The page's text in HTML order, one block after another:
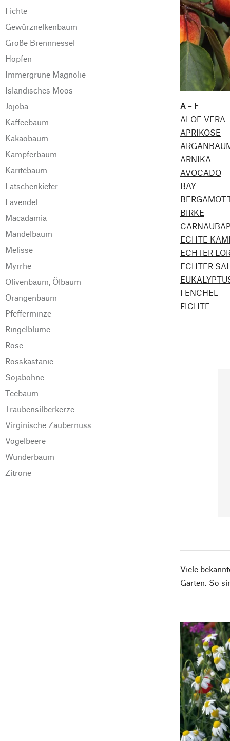
Fichte
Gewürznelkenbaum
Große Brennnessel
Hopfen
Immergrüne Magnolie
Isländisches Moos
Jojoba
Kaffeebaum
Kakaobaum
Kampferbaum
Karitébaum
Latschenkiefer
Lavendel
Macadamia
Mandelbaum
Melisse
Myrrhe
Olivenbaum, Ölbaum
Orangenbaum
Pfefferminze
Ringelblume
Rose
Rosskastanie
Sojabohne
Teebaum
Traubensilberkerze
Virginische Zaubernuss
Vogelbeere
Wunderbaum
Zitrone
A – F
ALOE VERA
APRIKOSE
ARNIKA
AVOCADO
BAY
BIRKE
ECHTE
ECHTER
ECHTER
FENCHEL
FICHTE
Viele
Garten. So